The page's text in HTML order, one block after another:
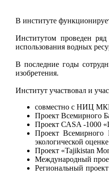
В институте
Институтом проведен
использования водных
В последние годы
изобретения.
Институт участвовал и
совместно с НИЦ
Проект Всемирного
Проект САSA -1000
Проект
экологической
Проект «Tajikistan
Международный
Региональный